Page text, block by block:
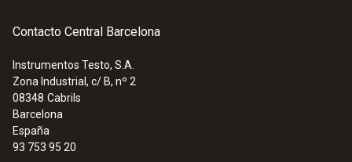
Contacto Central Barcelona
Instrumentos Testo, S.A.
Zona Industrial, c/ B, nº 2
08348 Cabrils
Barcelona
España
93 753 95 20